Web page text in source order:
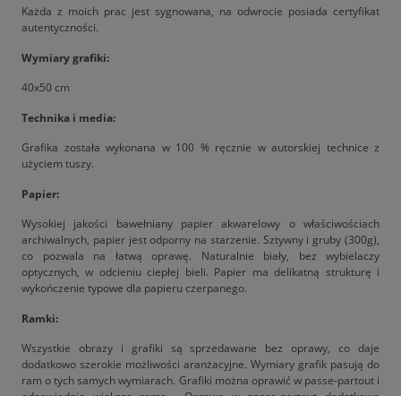
Każda z moich prac jest sygnowana, na odwrocie posiada certyfikat
autentyczności.
Wymiary grafiki:
40x50 cm
Technika i media:
Grafika została wykonana w 100 % ręcznie w autorskiej technice z
użyciem tuszy.
Papier:
Wysokiej jakości bawełniany papier akwarelowy o właściwościach
archiwalnych, papier jest odporny na starzenie. Sztywny i gruby (300g),
co pozwala na łatwą oprawę. Naturalnie biały, bez wybielaczy
optycznych, w odcieniu ciepłej bieli. Papier ma delikatną strukturę i
wykończenie typowe dla papieru czerpanego.
Ramki:
Wszystkie obrazy i grafiki są sprzedawane bez oprawy, co daje
dodatkowo szerokie możliwości aranżacyjne. Wymiary grafik pasują do
ram o tych samych wymiarach. Grafiki można oprawić w passe-partout i